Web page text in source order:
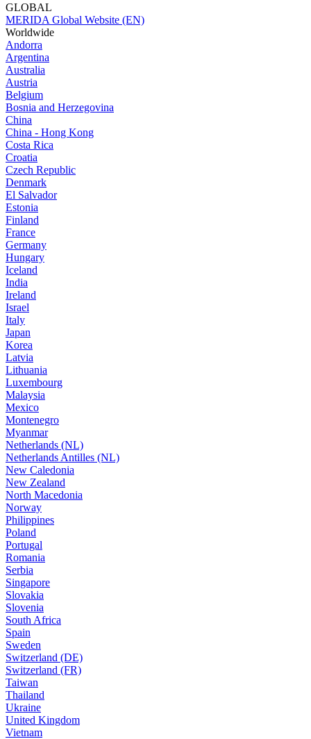
GLOBAL
MERIDA Global Website (EN)
Worldwide
Andorra
Argentina
Australia
Austria
Belgium
Bosnia and Herzegovina
China
China - Hong Kong
Costa Rica
Croatia
Czech Republic
Denmark
El Salvador
Estonia
Finland
France
Germany
Hungary
Iceland
India
Ireland
Israel
Italy
Japan
Korea
Latvia
Lithuania
Luxembourg
Malaysia
Mexico
Montenegro
Myanmar
Netherlands (NL)
Netherlands Antilles (NL)
New Caledonia
New Zealand
North Macedonia
Norway
Philippines
Poland
Portugal
Romania
Serbia
Singapore
Slovakia
Slovenia
South Africa
Spain
Sweden
Switzerland (DE)
Switzerland (FR)
Taiwan
Thailand
Ukraine
United Kingdom
Vietnam